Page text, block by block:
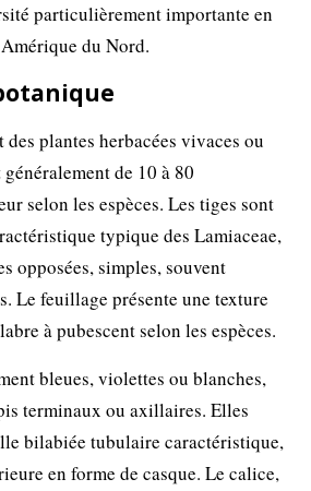
particulièrement importante en
du Nord.
plantes herbacées vivaces ou
de 10 à 80
selon les espèces. Les tiges sont
typique des Lamiaceae,
opposées, simples, souvent
Le feuillage présente une texture
à pubescent selon les espèces.
bleues, violettes ou blanches,
terminaux ou axillaires. Elles
bilabiée tubulaire caractéristique,
en forme de casque. Le calice,